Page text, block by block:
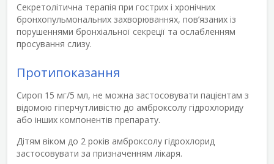
Секретолітична терапія при гострих і хронічних
бронхопульмональних захворюваннях, пов’язаних із
порушеннями бронхіальної секреції та ослабленням
просування слизу.
Протипоказання
Сироп 15 мг/5 мл, не можна застосовувати пацієнтам з
відомою гіперчутливістю до амброксолу гідрохлориду
або інших компонентів препарату.
Дітям віком до 2 років амброксолу гідрохлорид
застосовувати за призначенням лікаря.